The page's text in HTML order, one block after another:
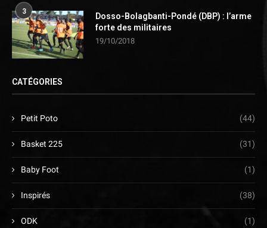
3
Dosso-Bolagbanti-Pondé (DBP) : l’arme
forte des militaires
19/10/2018
CATÉGORIES
Petit Poto (44)
Basket 225 (31)
Baby Foot (1)
Inspirés (38)
ODK (1)